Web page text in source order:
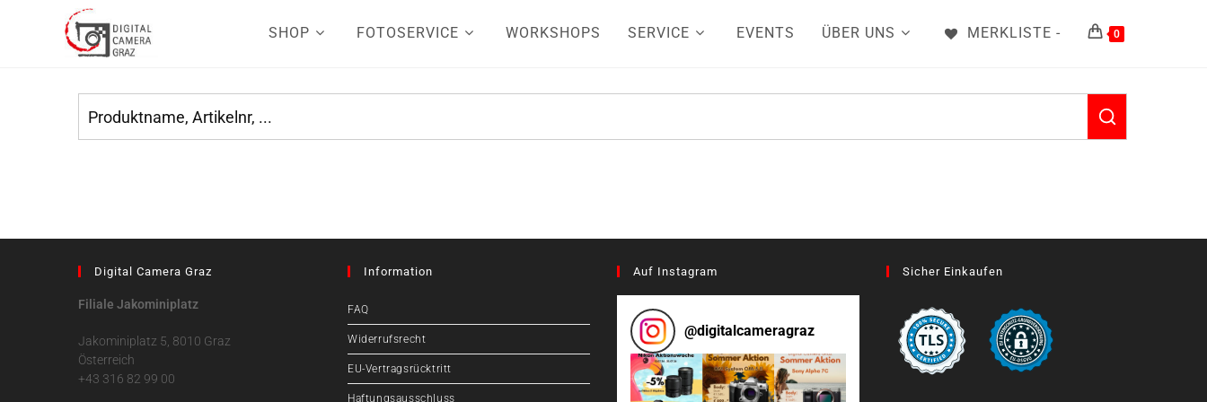
SHOP FOTOSERVICE WORKSHOPS SERVICE EVENTS ÜBER UNS MERKLISTE - 0
Digital Camera Graz
Filiale Jakominiplatz
Jakominiplatz 5, 8010 Graz
Österreich
+43 316 82 99 00
Information
FAQ
Widerrufsrecht
EU-Vertragsrücktritt
Haftungsausschluss
Auf Instagram
@digitalcameragraz
Sicher Einkaufen